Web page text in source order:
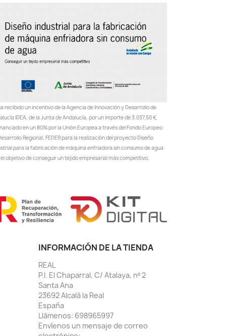
recibido un incentivo de la Agencia de Innovación y Desarrollo de
IDEA, de la Junta de Andalucía, por un importe de 3.037,50 €,
en un 80% por la Unión Europea a través del Fondo Europeo
Regional, FEDER para la realización del proyecto Diseño
para la fabricación de máquina enfriadora sin consumo de agua
objetivo de conseguir un tejido empresarial más competitivo.
INFORMACIÓN DE LA TIENDA
REAL
P.I. El Chaparral, C/ Atalaya, nº 2
Santa Ana
23692 Alcalá la Real
España
Llámenos: 698965997
Envíenos un mensaje de correo